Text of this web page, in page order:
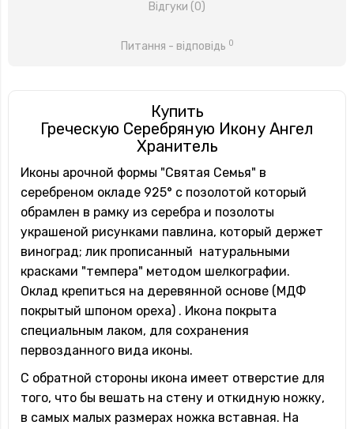
Відгуки (0)
Питання - відповідь 0
Купить
Греческую Серебряную Икону Ангел
Хранитель
Иконы арочной формы "Святая Семья" в
серебреном окладе 925° с позолотой который
обрамлен в рамку из серебра и позолоты
украшеной рисунками павлина, который держет
виноград; лик прописанный натуральными
красками "темпера" методом шелкографии.
Оклад крепиться на деревянной основе (МДФ
покрытый шпоном ореха) . Икона покрыта
специальным лаком, для сохранения
первозданного вида иконы.
С обратной стороны икона имеет отверстие для
того, что бы вешать на стену и откидную ножку,
в самых малых размерах ножка вставная. На